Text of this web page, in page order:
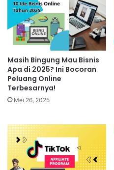
Masih Bingung Mau Bisnis
Apa di 2025? Ini Bocoran
Peluang Online
Terbesarnya!
Mei 26, 2025